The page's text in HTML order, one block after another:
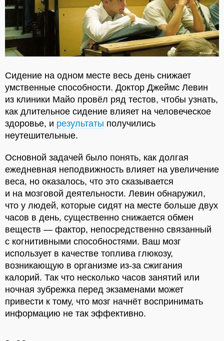
Сидение на одном месте весь день снижает
умственные способности. Доктор Джеймс Левин
из клиники Майо провёл ряд тестов, чтобы узнать,
как длительное сидение влияет на человеческое
здоровье, и результаты получились
неутешительные.
Основной задачей было понять, как долгая
ежедневная неподвижность влияет на увеличение
веса, но оказалось, что это сказывается
и на мозговой деятельности. Левин обнаружил,
что у людей, которые сидят на месте больше двух
часов в день, существенно снижается обмен
веществ — фактор, непосредственно связанный
с когнитивными способностями. Ваш мозг
использует в качестве топлива глюкозу,
возникающую в организме из-за сжигания
калорий. Так что несколько часов занятий или
ночная зубрежка перед экзаменами может
привести к тому, что мозг начнёт воспринимать
информацию не так эффективно.